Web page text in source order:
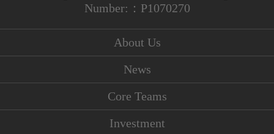
Number:：P1070270
About Us
News
Core Teams
Investment